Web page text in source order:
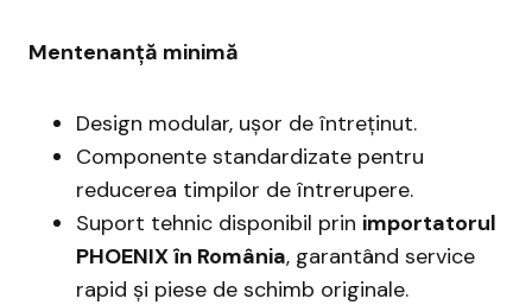
Mentenanță minimă
Design modular, ușor de întreținut.
Componente standardizate pentru
reducerea timpilor de întrerupere.
Suport tehnic disponibil prin importatorul
PHOENIX în România, garantând service
rapid și piese de schimb originale.